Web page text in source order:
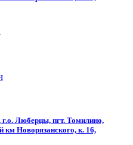
Люберцы, пгт. Томилино,
км Новорязанского, к. 16,